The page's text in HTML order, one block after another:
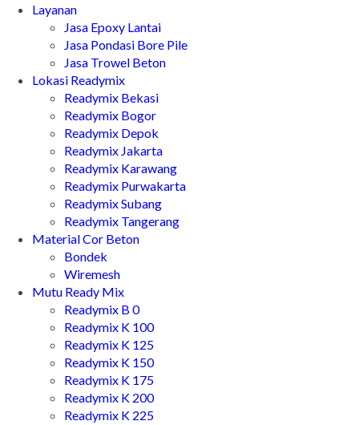
Layanan
Jasa Epoxy Lantai
Jasa Pondasi Bore Pile
Jasa Trowel Beton
Lokasi Readymix
Readymix Bekasi
Readymix Bogor
Readymix Depok
Readymix Jakarta
Readymix Karawang
Readymix Purwakarta
Readymix Subang
Readymix Tangerang
Material Cor Beton
Bondek
Wiremesh
Mutu Ready Mix
Readymix B 0
Readymix K 100
Readymix K 125
Readymix K 150
Readymix K 175
Readymix K 200
Readymix K 225